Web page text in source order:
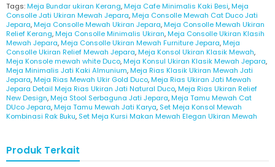
Tags:Meja Bundar ukiran Kerang,Meja Cafe Minimalis Kaki Besi,Meja
Consolle Jati Ukiran Mewah Jepara,Meja Consolle Mewah Cat Duco Jati
Jepara,Meja Consolle Mewah Ukiran Jepara,Meja Consolle Mewah Ukiran
Relief Kerang,Meja Consolle Minimalis Ukiran,Meja Consolle Ukiran Klasih
Mewah Jepara,Meja Consolle Ukiran Mewah Furniture Jepara,Meja
Consolle Ukiran Relief Mewah Jepara,Meja Konsol Ukiran Klasik Mewah,
Meja Konsole mewah white Duco,Meja Konsul Ukiran Klasik Mewah Jepara,
Meja Minimalis Jati Kaki Almunium,Meja Rias Klasik Ukiran Mewah Jati
Jepara,Meja Rias Mewah Ukir Gold Duco,Meja Rias Ukiran Jati Mewah
Jepara Detail Meja Rias Ukiran Jati Natural Duco,Meja Rias Ukiran Relief
New Design,Meja Stool Serbaguna Jati Jepara,Meja Tamu Mewah Cat
DUco Jepara,Meja Tamu Mewah Jati Karya, Set Meja Konsol Mewah
Kombinasi Rak Buku, Set Meja Kursi Makan Mewah Elegan Ukiran Mewah
Produk Terkait